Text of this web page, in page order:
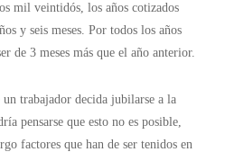
mil veintidós, los años cotizados
y seis meses. Por todos los años
de 3 meses más que el año anterior.
trabajador decida jubilarse a la
pensarse que esto no es posible,
factores que han de ser tenidos en